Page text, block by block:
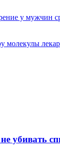
у мужчин
убивать